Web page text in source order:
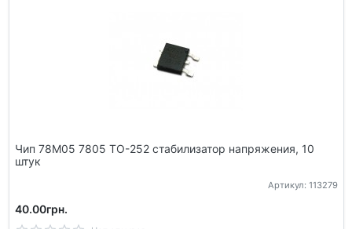
Чип 78M05 7805 TO-252 стабилизатор напряжения, 10
штук
Артикул: 113279
40.00грн.